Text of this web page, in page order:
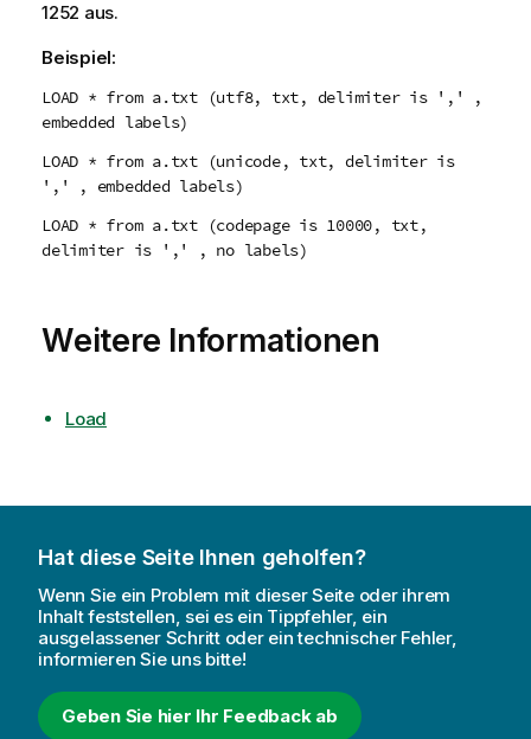
1252 aus.
Beispiel:
LOAD * from a.txt (utf8, txt, delimiter is ',' ,
embedded labels)
LOAD * from a.txt (unicode, txt, delimiter is
',' , embedded labels)
LOAD * from a.txt (codepage is 10000, txt,
delimiter is ',' , no labels)
Weitere Informationen
Load
Hat diese Seite Ihnen geholfen?
Wenn Sie ein Problem mit dieser Seite oder ihrem
Inhalt feststellen, sei es ein Tippfehler, ein
ausgelassener Schritt oder ein technischer Fehler,
informieren Sie uns bitte!
Geben Sie hier Ihr Feedback ab